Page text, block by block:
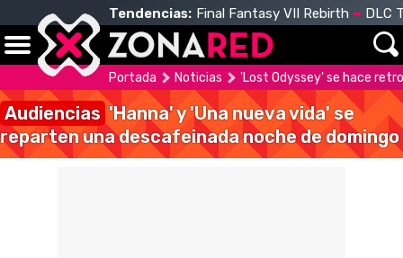
Tendencias: Final Fantasy VII Rebirth DLC
Portada Noticias 'Lost Odyssey' se hace
Audiencias 'Hanna' y 'Una nueva vida' se
reparten una descafeinada noche de domingo